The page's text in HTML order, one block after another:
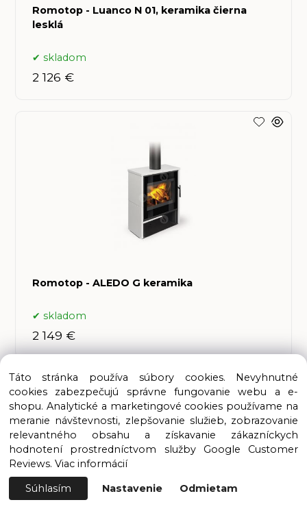
Romotop - Luanco N 01, keramika čierna
lesklá
skladom
2 126 €
Romotop - ALEDO G keramika
skladom
2 149 €
Táto stránka používa súbory cookies. Nevyhnutné
cookies zabezpečujú správne fungovanie webu a e-
shopu. Analytické a marketingové cookies používame na
meranie návštevnosti, zlepšovanie služieb, zobrazovanie
relevantného obsahu a získavanie zákazníckych
hodnotení prostredníctvom služby Google Customer
Reviews. Viac informácií
Súhlasím
Nastavenie Odmietam